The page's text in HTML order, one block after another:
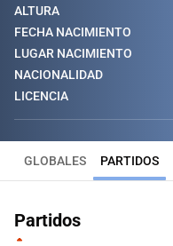
ALTURA
FECHA NACIMIENTO
LUGAR NACIMIENTO
NACIONALIDAD
LICENCIA
GLOBALES PARTIDOS
Partidos